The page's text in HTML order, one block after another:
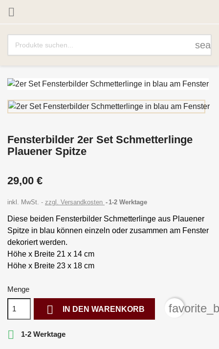

Fensterbilder 2er Set Schmetterlinge
Plauener Spitze
29,00 €
inkl. MwSt. zzgl. Versandkosten 1-2 Werktage
Diese beiden Fensterbilder Schmetterlinge aus Plauener
Spitze in blau können einzeln oder zusammen am Fenster
dekoriert werden.
Höhe x Breite 21 x 14 cm
Höhe x Breite 23 x 18 cm
Menge
 IN DEN WARENKORB
 1-2 Werktage